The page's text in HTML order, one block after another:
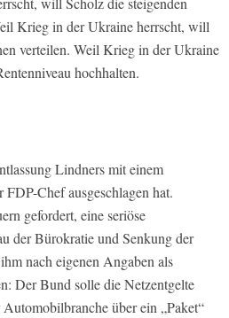
Krieg in der Ukraine herrscht, will
verteilen. Weil Krieg in der Ukraine
hochhalten.
Lindners mit einem
Chef ausgeschlagen hat.
gefordert, eine seriöse
der Bürokratie und Senkung der
nach eigenen Angaben als
Der Bund solle die Netzentgelte
über ein „Paket“